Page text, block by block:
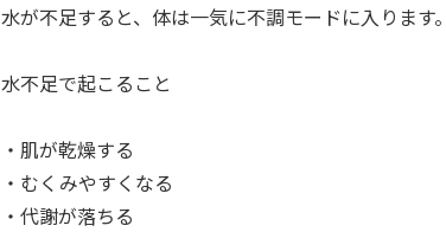
水が不足すると、体は一気に不調モードに入ります。
水不足で起こること
・肌が乾燥する
・むくみやすくなる
・代謝が落ちる